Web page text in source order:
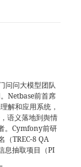
问问大模型团队
Netbase前首席
解和应用系统，
语义落地到舆情
。Cymfony前研
（TREC-8 QA
息抽取项目（PI